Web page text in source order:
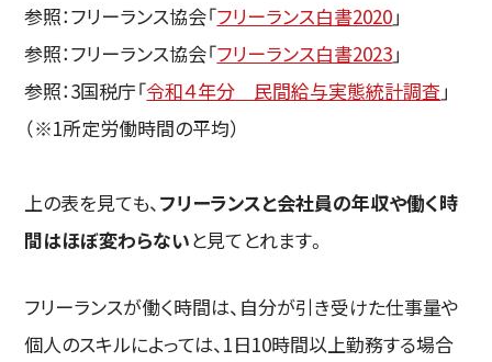
参照：フリーランス協会「フリーランス白書2020」
参照：フリーランス協会「フリーランス白書2023」
参照：3国税庁「令和４年分 民間給与実態統計調査」
（※1所定労働時間の平均）
上の表を見ても、 フリーランスと会社員の年収や働く時
間はほぼ変わらないと見てとれます。
フリーランスが働く時間は、自分が引き受けた仕事量や
個人のスキルによっては、1日10時間以上勤務する場合